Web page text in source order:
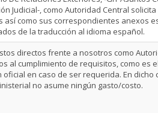
Judicial-, como Autoridad Central
así como sus correspondientes anexos
de la traducción al idioma español.
directos frente a nosotros como
al cumplimiento de requisitos, como es
oficial en caso de ser requerida. En dicho
no asume ningún gasto/costo.